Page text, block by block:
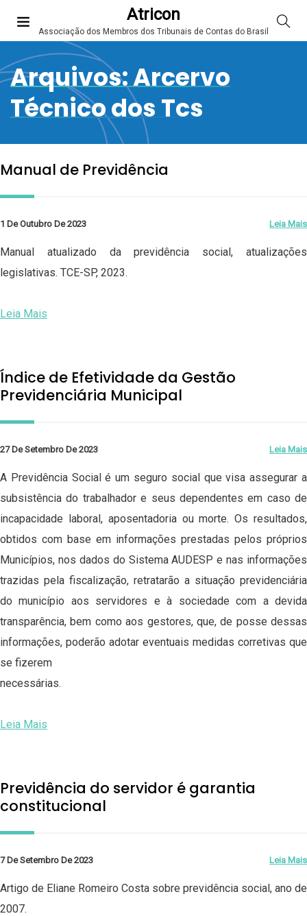
Atricon
Associação dos Membros dos Tribunais de Contas do Brasil
Arquivos:Arcervo
Técnico dos Tcs
Manual de Previdência
1 De Outubro De 2023 Leia Mais
Manual atualizado da previdência social, atualizações
legislativas. TCE-SP, 2023.
Leia Mais
Índice de Efetividade da Gestão
Previdenciária Municipal
27 De Setembro De 2023 Leia Mais
A Previdência Social é um seguro social que visa assegurar a
subsistência do trabalhador e seus dependentes em caso de
incapacidade laboral, aposentadoria ou morte. Os resultados,
obtidos com base em informações prestadas pelos próprios
Municípios, nos dados do Sistema AUDESP e nas informações
trazidas pela fiscalização, retratarão a situação previdenciária
do município aos servidores e à sociedade com a devida
transparência, bem como aos gestores, que, de posse dessas
informações, poderão adotar eventuais medidas corretivas que
se fizerem
necessárias.
Leia Mais
Previdência do servidor é garantia
constitucional
7 De Setembro De 2023 Leia Mais
Artigo de Eliane Romeiro Costa sobre previdência social, ano de
2007.